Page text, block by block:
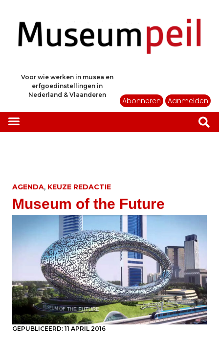
Voor wie werken in musea en
erfgoedinstellingen in
Nederland & Vlaanderen
Abonneren Aanmelden
AGENDA, KEUZE REDACTIE
Museum of the Future
GEPUBLICEERD: 11 APRIL 2016